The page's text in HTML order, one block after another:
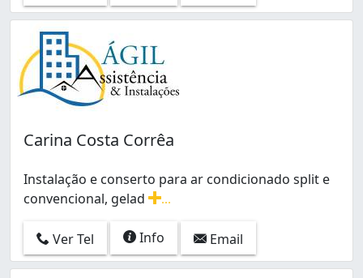
Carina Costa Corrêa
Instalação e conserto para ar condicionado split e
convencional, gelad
Ver Tel
Info Email